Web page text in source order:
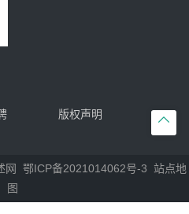

版权声明
网 鄂ICP备2021014062号-3 站点地
图